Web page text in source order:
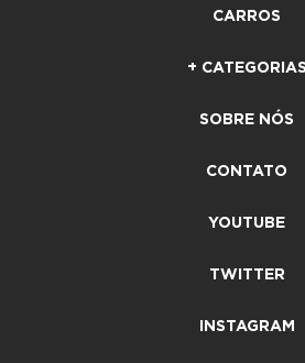
CARROS
+ CATEGORIAS
SOBRE NÓS
CONTATO
YOUTUBE
TWITTER
INSTAGRAM